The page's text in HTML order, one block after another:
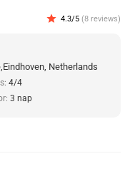
star 4.3/5 (8 reviews)
Netherlands
4/4
3 nap